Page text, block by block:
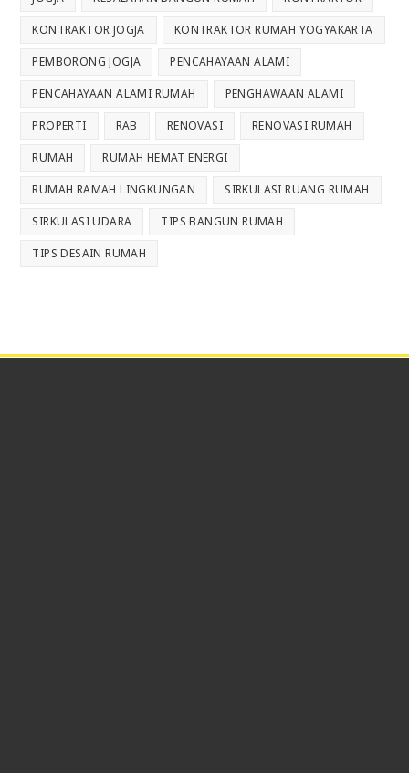
KONTRAKTOR JOGJA KONTRAKTOR RUMAH YOGYAKARTA
PEMBORONG JOGJA PENCAHAYAAN ALAMI
PENCAHAYAAN ALAMI RUMAH PENGHAWAAN ALAMI
PROPERTI RAB RENOVASI RENOVASI RUMAH
RUMAH RUMAH HEMAT ENERGI
RUMAH RAMAH LINGKUNGAN SIRKULASI RUANG RUMAH
SIRKULASI UDARA TIPS BANGUN RUMAH
TIPS DESAIN RUMAH